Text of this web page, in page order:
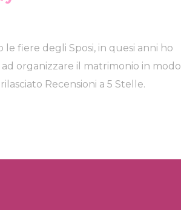
le fiere degli Sposi, in quesi anni ho
organizzare il matrimonio in modo
Recensioni a 5 Stelle.